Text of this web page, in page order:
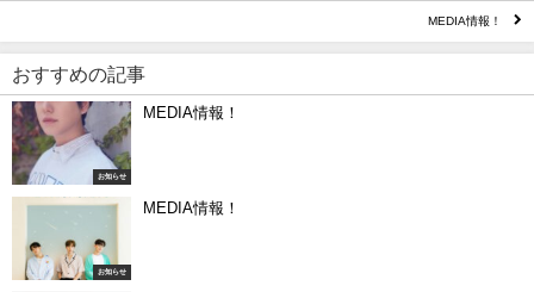
MEDIA情報！
おすすめの記事
お知らせ
MEDIA情報！
お知らせ
MEDIA情報！